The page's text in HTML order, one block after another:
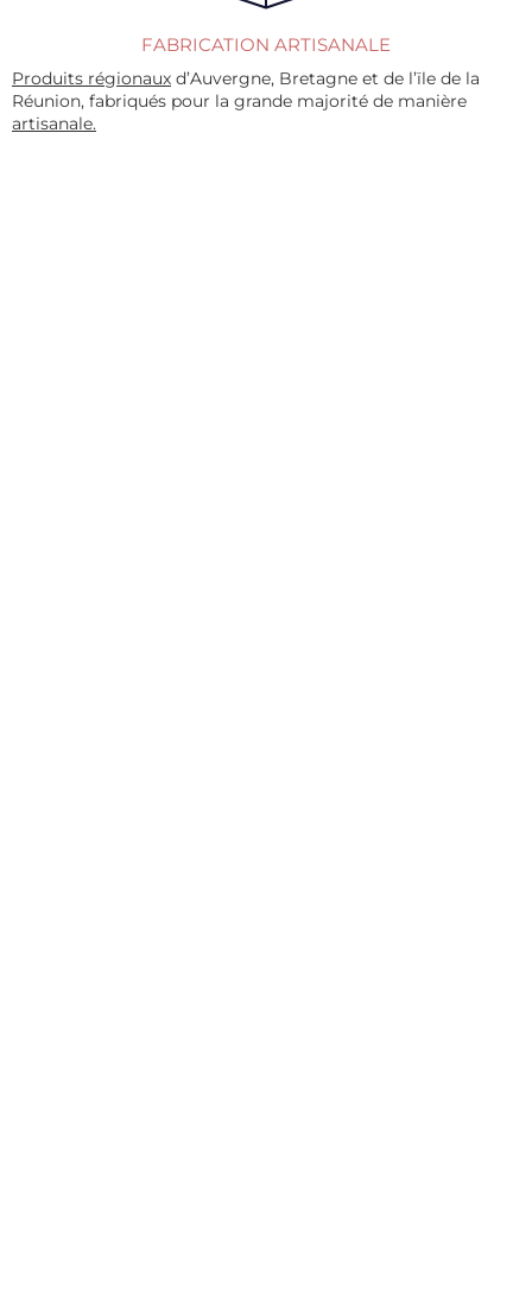
FABRICATION ARTISANALE
Produits régionaux d’Auvergne, Bretagne et de l’ïle de la
Réunion, fabriqués pour la grande majorité de manière
artisanale.